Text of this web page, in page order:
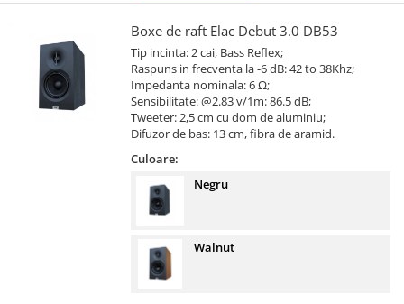
Boxe de raft Elac Debut 3.0 DB53
Tip incinta: 2 cai, Bass Reflex;
Raspuns in frecventa la -6 dB: 42 to 38Khz;
Impedanta nominala: 6 Ω;
Sensibilitate: @2.83 v/1m: 86.5 dB;
Tweeter: 2,5 cm cu dom de aluminiu;
Difuzor de bas: 13 cm, fibra de aramid.
Culoare:
Negru
Walnut